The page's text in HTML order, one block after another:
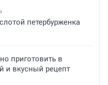
петербурженка
приготовить в
и вкусный рецепт